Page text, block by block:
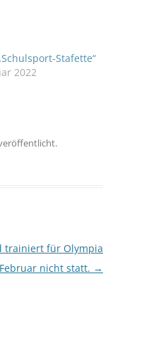
Stafette“
2022
trainiert für Olympia
nicht statt. →